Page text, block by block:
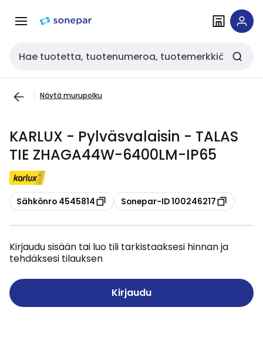
navigointiinsisältöön
Haku
Näytä murupolku
KARLUX - Pylväsvalaisin - TALAS
TIE ZHAGA44W-6400LM-IP65
Kopioi
Sähkönro 4545814 Kopioi
Sonepar-ID 100246217
Kirjaudu sisään tai luo tili tarkistaaksesi hinnan ja
tehdäksesi tilauksen
Kirjaudu